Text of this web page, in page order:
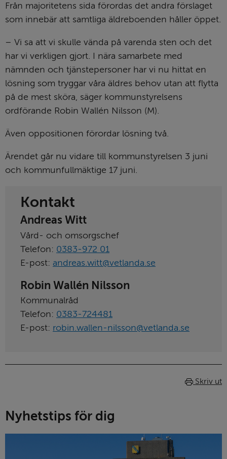
Från majoritetens sida förordas det andra förslaget
som innebär att samtliga äldreboenden håller öppet.
– Vi sa att vi skulle vända på varenda sten och det
har vi verkligen gjort. I nära samarbete med
nämnden och tjänstepersoner har vi nu hittat en
lösning som tryggar våra äldres behov utan att flytta
på de mest sköra, säger kommunstyrelsens
ordförande Robin Wallén Nilsson (M).
Även oppositionen förordar lösning två.
Ärendet går nu vidare till kommunstyrelsen 3 juni
och kommunfullmäktige 17 juni.
Kontakt
Andreas Witt
Vård- och omsorgschef
Telefon: 0383-972 01
E-post: andreas.witt@vetlanda.se
Robin Wallén Nilsson
Kommunalråd
Telefon: 0383-724481
E-post: robin.wallen-nilsson@vetlanda.se
Skriv ut
Nyhetstips för dig